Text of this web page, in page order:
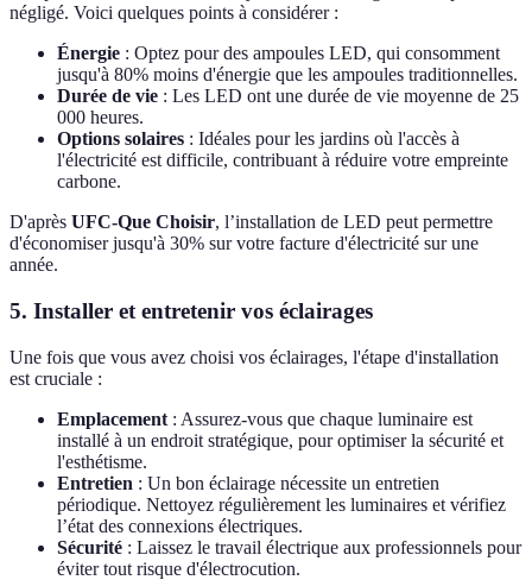
négligé. Voici quelques points à considérer :
Énergie : Optez pour des ampoules LED, qui consomment
jusqu'à 80% moins d'énergie que les ampoules traditionnelles.
Durée de vie : Les LED ont une durée de vie moyenne de 25
000 heures.
Options solaires : Idéales pour les jardins où l'accès à
l'électricité est difficile, contribuant à réduire votre empreinte
carbone.
D'après UFC-Que Choisir, l’installation de LED peut permettre
d'économiser jusqu'à 30% sur votre facture d'électricité sur une
année.
5. Installer et entretenir vos éclairages
Une fois que vous avez choisi vos éclairages, l'étape d'installation
est cruciale :
Emplacement : Assurez-vous que chaque luminaire est
installé à un endroit stratégique, pour optimiser la sécurité et
l'esthétisme.
Entretien : Un bon éclairage nécessite un entretien
périodique. Nettoyez régulièrement les luminaires et vérifiez
l’état des connexions électriques.
Sécurité : Laissez le travail électrique aux professionnels pour
éviter tout risque d'électrocution.